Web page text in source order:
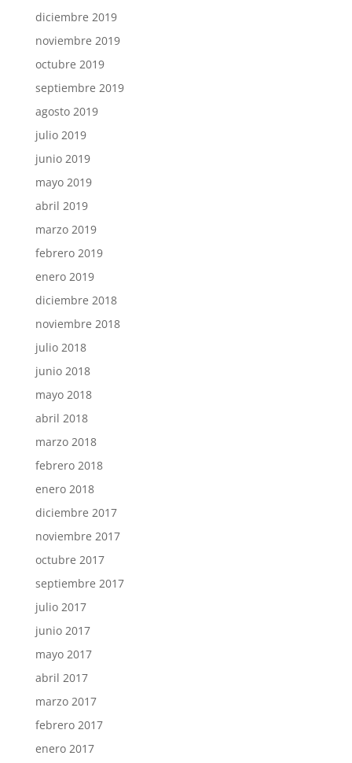
diciembre 2019
noviembre 2019
octubre 2019
septiembre 2019
agosto 2019
julio 2019
junio 2019
mayo 2019
abril 2019
marzo 2019
febrero 2019
enero 2019
diciembre 2018
noviembre 2018
julio 2018
junio 2018
mayo 2018
abril 2018
marzo 2018
febrero 2018
enero 2018
diciembre 2017
noviembre 2017
octubre 2017
septiembre 2017
julio 2017
junio 2017
mayo 2017
abril 2017
marzo 2017
febrero 2017
enero 2017